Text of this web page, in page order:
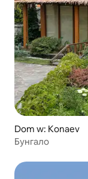
Dom w: Konaev
Бунгало